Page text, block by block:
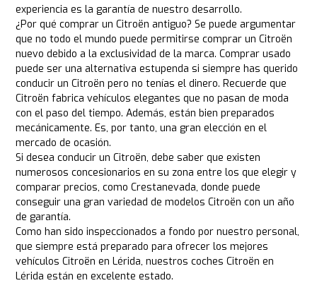
experiencia es la garantía de nuestro desarrollo.
¿Por qué comprar un Citroën antiguo? Se puede argumentar
que no todo el mundo puede permitirse comprar un Citroën
nuevo debido a la exclusividad de la marca. Comprar usado
puede ser una alternativa estupenda si siempre has querido
conducir un Citroën pero no tenías el dinero. Recuerde que
Citroën fabrica vehículos elegantes que no pasan de moda
con el paso del tiempo. Además, están bien preparados
mecánicamente. Es, por tanto, una gran elección en el
mercado de ocasión.
Si desea conducir un Citroën, debe saber que existen
numerosos concesionarios en su zona entre los que elegir y
comparar precios, como Crestanevada, donde puede
conseguir una gran variedad de modelos Citroën con un año
de garantía.
Como han sido inspeccionados a fondo por nuestro personal,
que siempre está preparado para ofrecer los mejores
vehículos Citroën en Lérida, nuestros coches Citroën en
Lérida están en excelente estado.